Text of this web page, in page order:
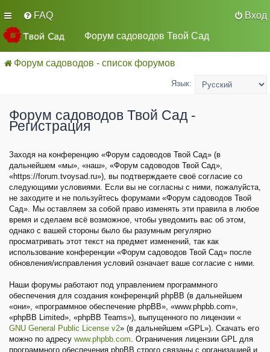
FAQ
Вход
Форум садоводов Твой Сад
Форум садоводов - список форумов
Язык:
Форум садоводов Твой Сад -
Регистрация
Заходя на конференцию «Форум садоводов Твой Сад» (в
дальнейшем «мы», «наш», «Форум садоводов Твой Сад»,
«https://forum.tvoysad.ru»), вы подтверждаете своё согласие со
следующими условиями. Если вы не согласны с ними, пожалуйста,
не заходите и не пользуйтесь форумами «Форум садоводов Твой
Сад». Мы оставляем за собой право изменять эти правила в любое
время и сделаем всё возможное, чтобы уведомить вас об этом,
однако с вашей стороны было бы разумным регулярно
просматривать этот текст на предмет изменений, так как
использование конференции «Форум садоводов Твой Сад» после
обновления/исправления условий означает ваше согласие с ними.
Наши форумы работают под управлением программного
обеспечения для создания конференций phpBB (в дальнейшем
«они», «программное обеспечение phpBB», «www.phpbb.com»,
«phpBB Limited», «phpBB Teams»), выпущенного по лицензии «
GNU General Public License v2» (в дальнейшем «GPL»). Скачать его
можно по адресу www.phpbb.com. Ограничения лицензии GPL для
программного обеспечения phpBB строго связаны с организацией и